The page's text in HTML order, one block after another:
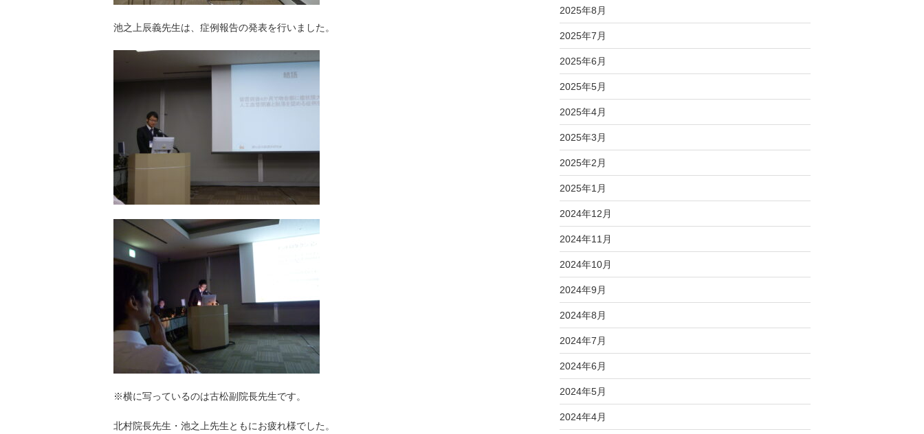
池之上辰義先生は、症例報告の発表を行いました。
※横に写っているのは古松副院長先生です。
北村院長先生・池之上先生ともにお疲れ様でした。
2025年8月
2025年7月
2025年6月
2025年5月
2025年4月
2025年3月
2025年2月
2025年1月
2024年12月
2024年11月
2024年10月
2024年9月
2024年8月
2024年7月
2024年6月
2024年5月
2024年4月